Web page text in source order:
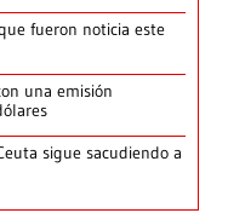
fueron noticia este
una emisión
sigue sacudiendo a